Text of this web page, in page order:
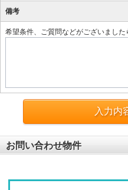
備考
希望条件、ご質問などがございました
入力内
お問い合わせ物件